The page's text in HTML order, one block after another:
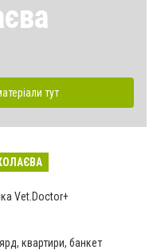
тут
Vet.Doctor+
квартири, банкет